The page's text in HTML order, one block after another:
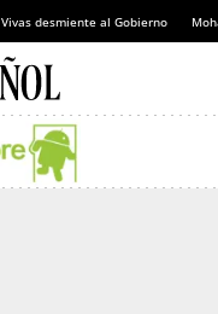
Vivas desmiente al Gobierno